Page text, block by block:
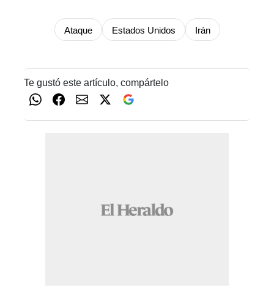
Ataque Estados Unidos Irán
Te gustó este artículo, compártelo